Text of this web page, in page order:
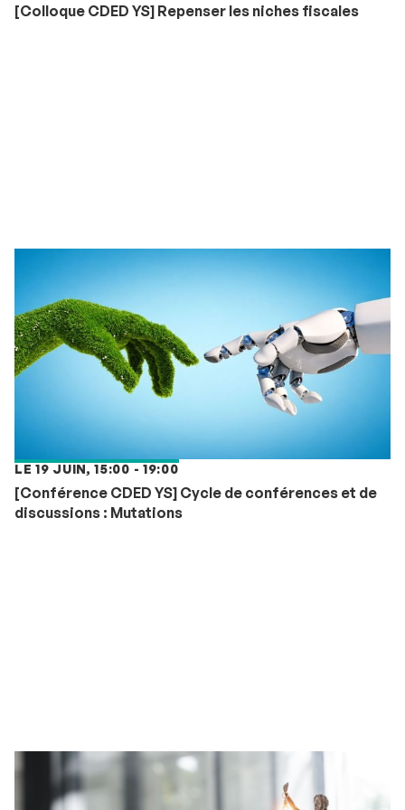
[Colloque CDED YS] Repenser les niches fiscales
LE 19 JUIN, 15:00 - 19:00
[Conférence CDED YS] Cycle de conférences et de
discussions : Mutations